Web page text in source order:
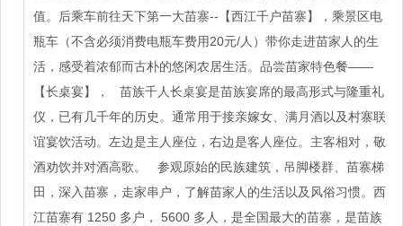
值。后乘车前往天下第一大苗寨--【西江千户苗寨】，乘景区电
瓶车（不含必须消费电瓶车费用20元/人）带你走进苗家人的生
活，感受着浓郁而古朴的悠闲农居生活。品尝苗家特色餐——
【长桌宴】， 苗族千人长桌宴是苗族宴席的最高形式与隆重礼
仪，已有几千年的历史。通常用于接亲嫁女、满月酒以及村寨联
谊宴饮活动。左边是主人座位，右边是客人座位。主客相对，敬
酒劝饮并对酒高歌。 参观原始的民族建筑，吊脚楼群、苗寨梯
田，深入苗寨，走家串户，了解苗家人的生活以及风俗习惯。西
江苗寨有 1250 多户， 5600 多人，是全国最大的苗寨，是苗族